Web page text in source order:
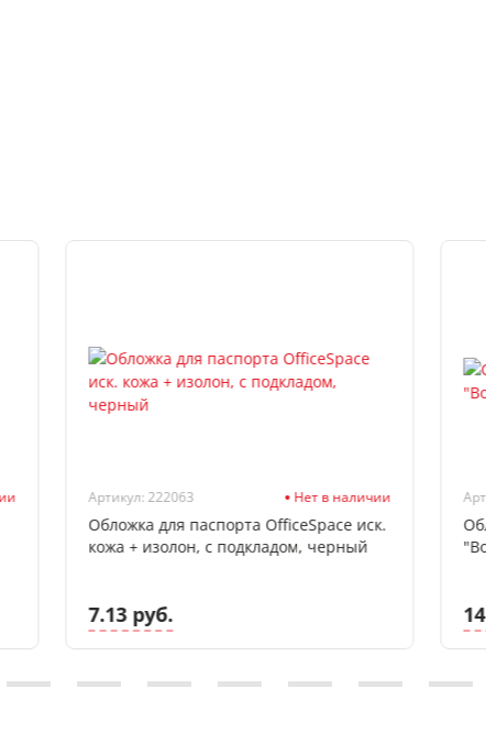
Артикул: 222063 Нет в наличии
Обложка для паспорта OfficeSpace иск.
кожа + изолон, с подкладом, черный
7.13 руб.